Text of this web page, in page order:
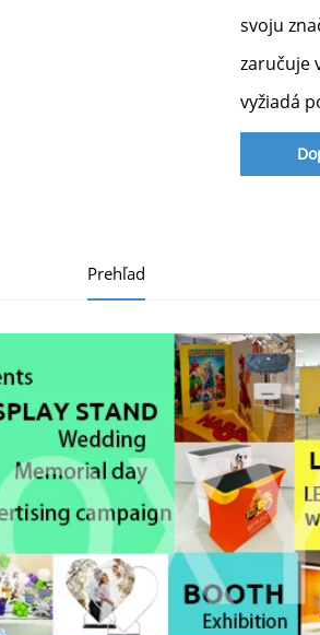
svoju
zaručuje
vyžiadá
Prehľad